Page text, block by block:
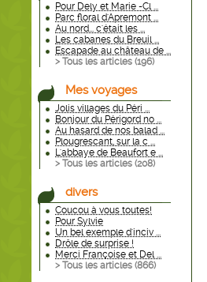
Pour Dely et Marie -Cl ...
Parc floral d'Apremont ...
Au nord... c'était les ...
Les cabanes du Breuil ...
Escapade au château de ...
> Tous les articles (196)
Mes voyages
Jolis villages du Péri ...
Bonjour du Périgord no ...
Au hasard de nos balad ...
Plougrescant, sur la c ...
L'abbaye de Beaufort e ...
> Tous les articles (208)
divers
Coucou à vous toutes!
Pour Sylvie
Un bel exemple d'inciv ...
Drôle de surprise !
Merci Françoise et Del ...
> Tous les articles (866)